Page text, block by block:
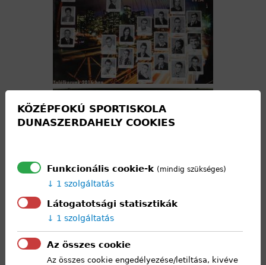
KÖZÉPFOKÚ SPORTISKOLA
DUNASZERDAHELY COOKIES
Funkcionális cookie-k (mindig szükséges)
1 szolgáltatás
Látogatotsági statisztikák
1 szolgáltatás
Az összes cookie
Az összes cookie engedélyezése/letiltása, kivéve